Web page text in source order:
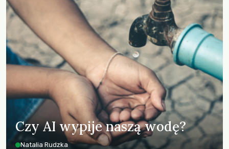
Czy AI wypije naszą wodę?
Natalia Rudzka